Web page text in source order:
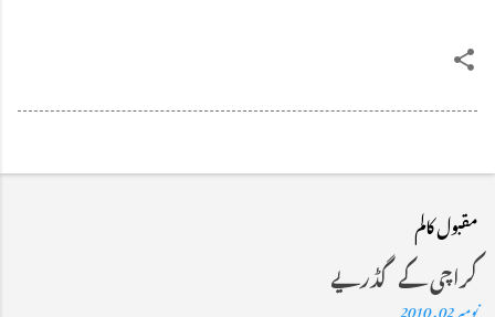
مقبول کالم
کراچی کے گڈریے
نومبر 02, 2010